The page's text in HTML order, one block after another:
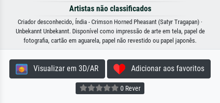
Artistas não classificados
Criador desconhecido, Índia - Crimson Horned Pheasant (Satyr Tragapan) ·
Unbekannt Unbekannt. Disponível como impressão de arte em tela, papel de
fotografia, cartão em aguarela, papel não revestido ou papel japonês.
Visualizar em 3D/AR Adicionar aos favoritos
0 Rever